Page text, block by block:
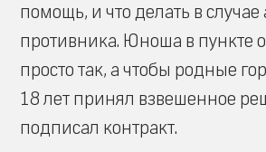
помощь, и что делать в случае
противника. Юноша в пункте
просто так, а чтобы родные
18 лет принял взвешенное
подписал контракт.